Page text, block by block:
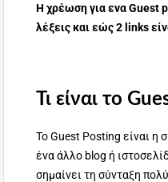
Η χρέωση για ενα Guest
λέξεις και εώς 2 links
Τι είναι το
Το Guest Posting είναι η
ένα άλλο blog ή
σημαίνει τη σύνταξη